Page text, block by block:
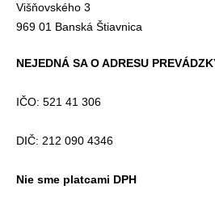
Višňovského 3
969 01 Banská Štiavnica
NEJEDNÁ SA O ADRESU
IČO: 521 41 306
DIČ: 212 090 4346
Nie sme platcami DPH